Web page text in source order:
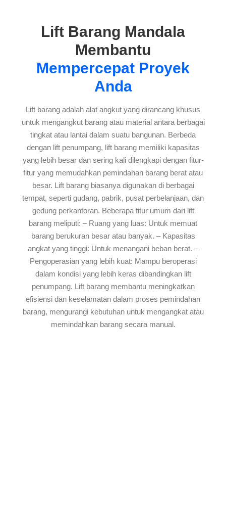
Lift Barang Mandala
Membantu
Mempercepat Proyek
Anda
Lift barang adalah alat angkut yang dirancang khusus
untuk mengangkut barang atau material antara berbagai
tingkat atau lantai dalam suatu bangunan. Berbeda
dengan lift penumpang, lift barang memiliki kapasitas
yang lebih besar dan sering kali dilengkapi dengan fitur-
fitur yang memudahkan pemindahan barang berat atau
besar. Lift barang biasanya digunakan di berbagai
tempat, seperti gudang, pabrik, pusat perbelanjaan, dan
gedung perkantoran. Beberapa fitur umum dari lift
barang meliputi: – Ruang yang luas: Untuk memuat
barang berukuran besar atau banyak. – Kapasitas
angkat yang tinggi: Untuk menangani beban berat. –
Pengoperasian yang lebih kuat: Mampu beroperasi
dalam kondisi yang lebih keras dibandingkan lift
penumpang. Lift barang membantu meningkatkan
efisiensi dan keselamatan dalam proses pemindahan
barang, mengurangi kebutuhan untuk mengangkat atau
memindahkan barang secara manual.